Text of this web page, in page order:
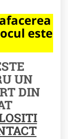
este
UN
DIN